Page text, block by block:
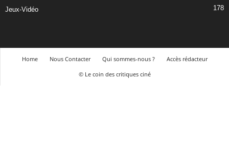
Jeux-Vidéo 178
Home Nous Contacter Qui sommes-nous ?
Accès rédacteur
© Le coin des critiques ciné